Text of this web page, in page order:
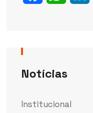
Notícias
Institucional